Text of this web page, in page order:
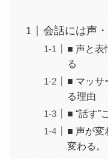
会話には声
■ 声と表
る
■ マッサ
る理由
■ “話す”
■ 声が変
変わる。